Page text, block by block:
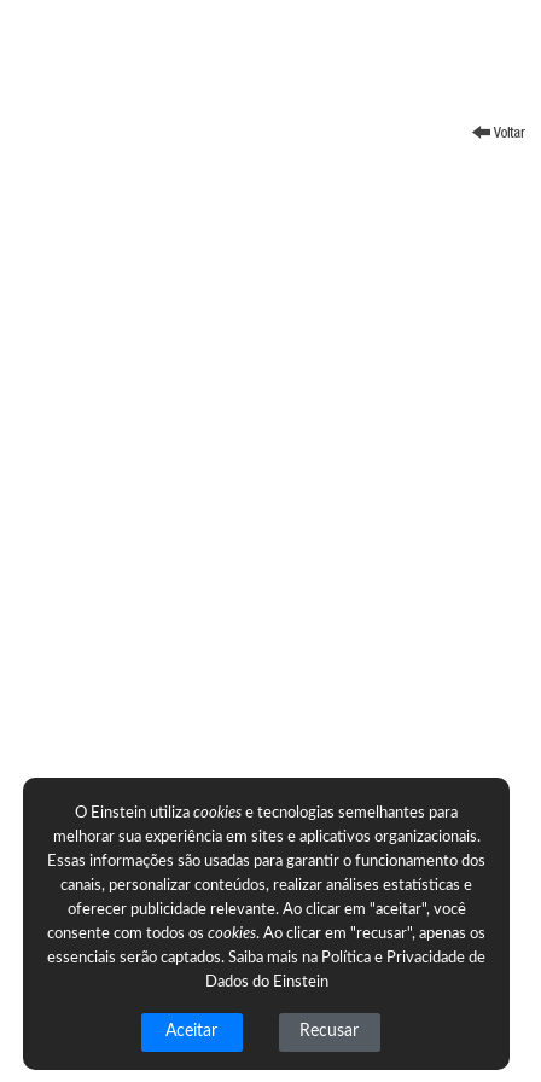
O Einstein utilizacookies e tecnologias semelhantes para
melhorar sua experiência em sites e aplicativos organizacionais.
Essas informações são usadas para garantir o funcionamento dos
canais, personalizar conteúdos, realizar análises estatísticas e
oferecer publicidade relevante. Ao clicar em "aceitar", você
consente com todos oscookies. Ao clicar em "recusar", apenas os
essenciais serão captados. Saiba mais na Política e Privacidade de
Dados do Einstein
Aceitar Recusar